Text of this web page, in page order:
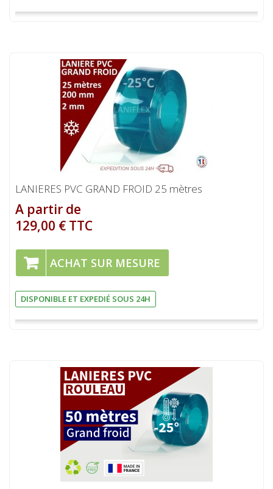
LANIERES PVC GRAND FROID 25 mètres
A partir de
129,00 € TTC
ACHAT SUR MESURE
DISPONIBLE ET EXPEDIÉ SOUS 24H